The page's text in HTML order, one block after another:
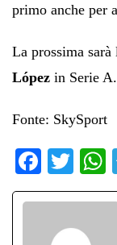
primo anche per
La prossima sarà
López in Serie A.
Fonte: SkySport
Fa
ce
ok
T
wi
r